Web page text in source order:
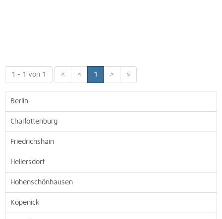
1 - 1 von 1 « < 1 > »
Berlin
Charlottenburg
Friedrichshain
Hellersdorf
Hohenschönhausen
Köpenick